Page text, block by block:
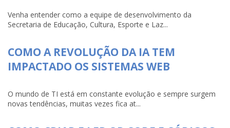
Venha entender como a equipe de desenvolvimento da
Secretaria de Educação, Cultura, Esporte e Laz...
COMO A REVOLUÇÃO DA IA TEM
IMPACTADO OS SISTEMAS WEB
O mundo de TI está em constante evolução e sempre surgem
novas tendências, muitas vezes fica at...